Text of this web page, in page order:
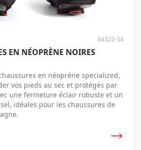
64322-34
EN NÉOPRÈNE NOIRES
en néoprène specialized,
vos pieds au sec et protégés par
une fermeture éclair robuste et un
idéales pour les chaussures de
de moi Mot de passe oublié ?